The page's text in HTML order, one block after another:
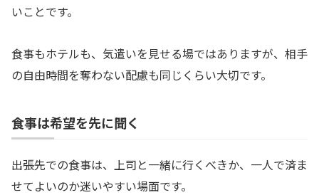
いことです。
食事もホテルも、気遣いを見せる場ではありますが、相手
の自由時間を奪わない配慮も同じくらい大切です。
食事は希望を先に聞く
出張先での食事は、上司と一緒に行くべきか、一人で済ま
せてよいのか迷いやすい場面です。